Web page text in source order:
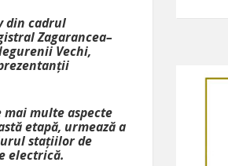
din cadrul
Zagarancea–
Vechi,
multe aspecte
etapă, urmează a
stațiilor de
electrică.